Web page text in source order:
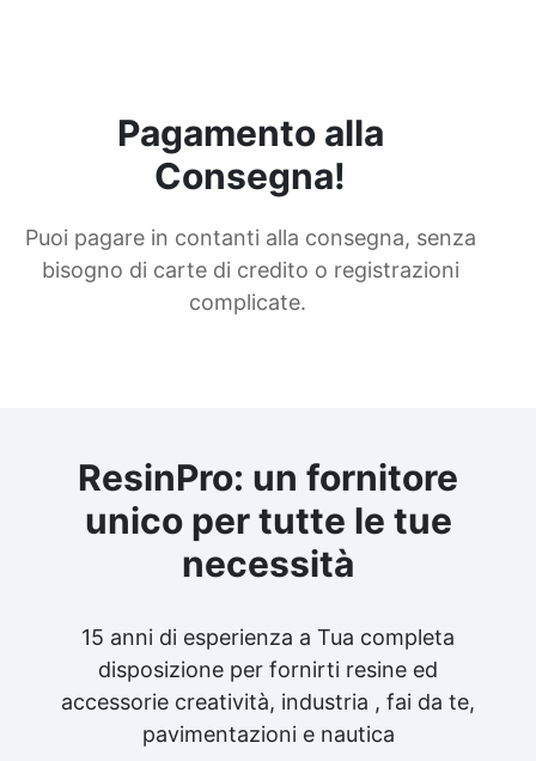
Pagamento alla
Consegna!
Puoi pagare in contanti alla consegna, senza
bisogno di carte di credito o registrazioni
complicate.
ResinPro: un fornitore
unico per tutte le tue
necessità
15 anni di esperienza a Tua completa
disposizione per fornirti resine ed
accessorie creatività, industria , fai da te,
pavimentazioni e nautica